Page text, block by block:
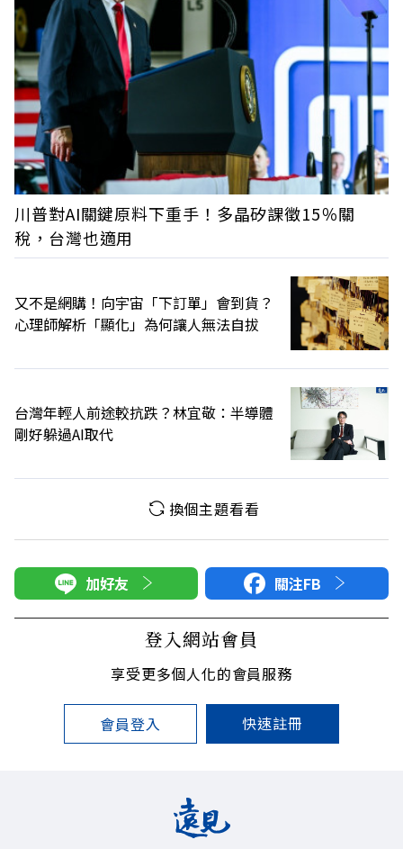
川普對AI關鍵原料下重手！多晶矽課徵15％關
稅，台灣也適用
又不是網購！向宇宙「下訂單」會到貨？
心理師解析「顯化」為何讓人無法自拔
台灣年輕人前途較抗跌？林宜敬：半導體
剛好躲過AI取代
換個主題看看
加好友 關注FB
登入網站會員
享受更多個人化的會員服務
會員登入 快速註冊